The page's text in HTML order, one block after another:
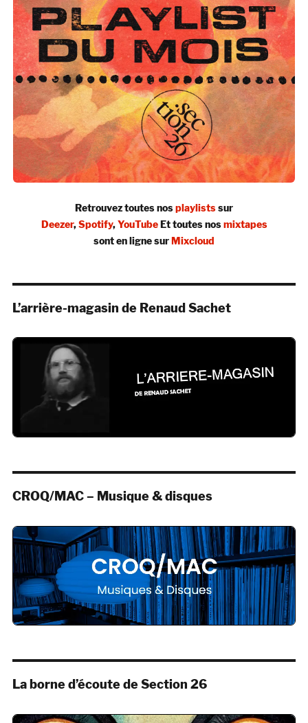
Retrouvez toutes nosplaylistssur
Deezer,Spotify,YouTubeEt toutes nosmixtapes
sont en ligne surMixcloud
L’arrière-magasin de Renaud Sachet
CROQ/MAC – Musique & disques
La borne d’écoute de Section 26